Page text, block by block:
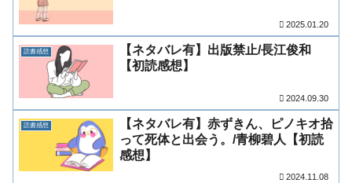
2025.01.20
読書感想
【ネタバレ有】出版禁止/長江俊和
【初読感想】
2024.09.30
読書感想
【ネタバレ有】赤ずきん、ピノキオ拾
って死体と出会う。/青柳碧人【初読
感想】
2024.11.08